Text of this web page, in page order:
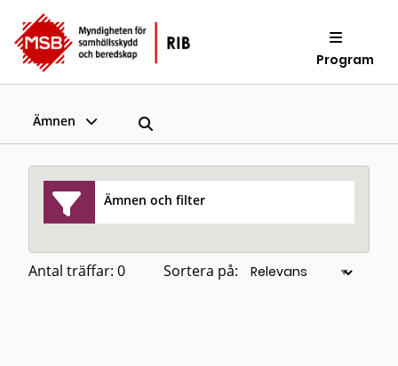
Program
Ämnen
Ämnen och filter
Antal träffar: 0 Sortera på: